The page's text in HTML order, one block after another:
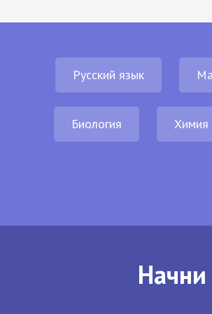
Русский язык
Биология Химия
Начни